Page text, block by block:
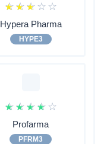
☆ ☆ ☆ ☆ ☆
Hypera Pharma
HYPE3
☆ ☆ ☆ ☆ ☆
Profarma
PFRM3